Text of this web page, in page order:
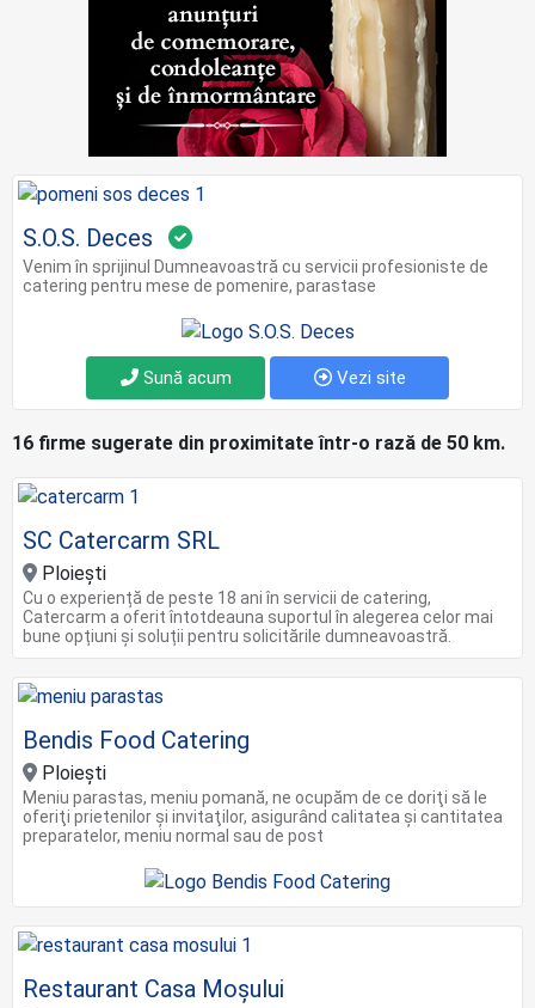
S.O.S. Deces
Venim în sprijinul Dumneavoastră cu servicii profesioniste de
catering pentru mese de pomenire, parastase
Sună acum Vezi site
16 firme sugerate din proximitate într-o rază de 50 km.
SC Catercarm SRL
Ploiești
Cu o experiență de peste 18 ani în servicii de catering,
Catercarm a oferit întotdeauna suportul în alegerea celor mai
bune opțiuni și soluții pentru solicitările dumneavoastră.
Bendis Food Catering
Ploieşti
Meniu parastas, meniu pomană, ne ocupăm de ce doriţi să le
oferiţi prietenilor şi invitaţilor, asigurând calitatea şi cantitatea
preparatelor, meniu normal sau de post
Restaurant Casa Moșului